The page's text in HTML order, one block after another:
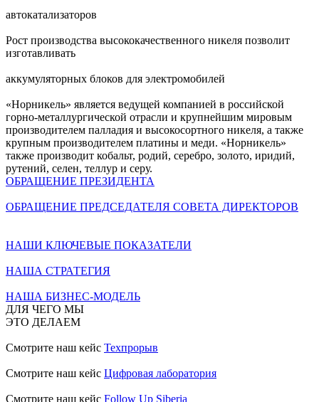
автокатализаторов
Рост производства высококачественного никеля позволит
изготавливать
аккумуляторных блоков для электромобилей
«Норникель» является ведущей компанией в российской
горно-металлургической отрасли и крупнейшим мировым
производителем палладия и высокосортного никеля, а также
крупным производителем платины и меди. «Норникель»
также производит кобальт, родий, серебро, золото, иридий,
рутений, селен, теллур и серу.
ОБРАЩЕНИЕ ПРЕЗИДЕНТА
ОБРАЩЕНИЕ ПРЕДСЕДАТЕЛЯ СОВЕТА ДИРЕКТОРОВ
НАШИ КЛЮЧЕВЫЕ ПОКАЗАТЕЛИ
НАША СТРАТЕГИЯ
НАША БИЗНЕС-МОДЕЛЬ
ДЛЯ ЧЕГО МЫ
ЭТО ДЕЛАЕМ
Смотрите наш кейс Техпрорыв
Смотрите наш кейс Цифровая лаборатория
Смотрите наш кейс Follow Up Siberia